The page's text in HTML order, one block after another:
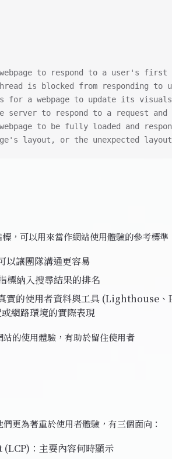
to respond to a user's first
is blocked from responding to
for a webpage to update its
to respond to a request
to be fully loaded and
layout, or the unexpected
，可以用來當作網站使用體驗的參考標準
以讓團隊溝通更容易
標納入搜尋結果的排名
實的使用者資料與工具 (Lighthouse、
網路環境的實際表現
的使用體驗，有助於留住使用者
更為著重於使用者體驗，有三個面向：
：主要內容何時顯示